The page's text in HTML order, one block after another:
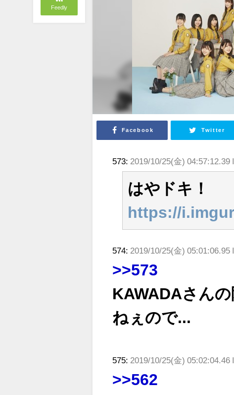
Feedly
Facebook Twitter
573: 2019/10/25(金) 04:57:12.39
はやドキ！
https://
574: 2019/10/25(金) 05:01:06.95
>>573
KAWADAさん
ねぇので...
575: 2019/10/25(金) 05:02:04.46
>>562